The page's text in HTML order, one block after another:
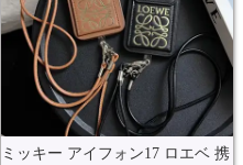
ミッキー アイフォン17 ロエベ 携